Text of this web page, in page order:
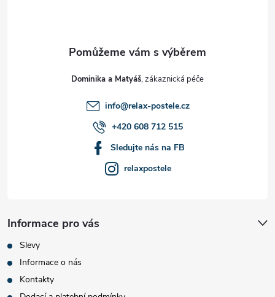
Dominika a Matyáš
info@relax-postele.cz
+420 608 712 515
Sledujte nás na FB
relaxpostele
Informace pro vás
Slevy
Informace o nás
Kontakty